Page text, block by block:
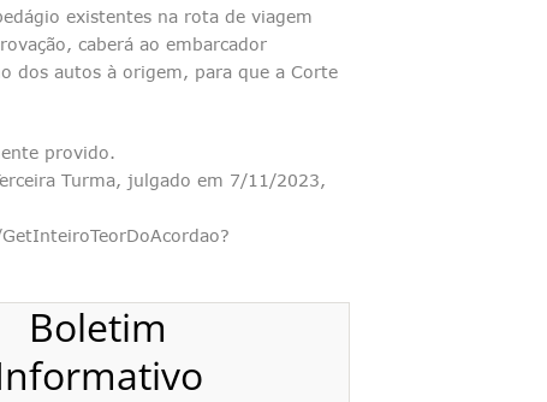
existentes na rota de viagem
caberá ao embarcador
dos autos à origem, para que a Corte
provido.
Turma, julgado em 7/11/2023,
Boletim